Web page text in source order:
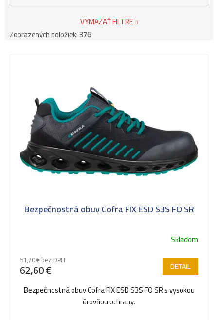
VYMAZAŤ FILTRE
Zobrazených položiek:376
Bezpečnostná obuv Cofra FIX ESD S3S FO SR
Skladom
51,70 € bez DPH
62,60 € DETAIL
Bezpečnostná obuv Cofra FIX ESD S3S FO SR s vysokou
úrovňou ochrany.